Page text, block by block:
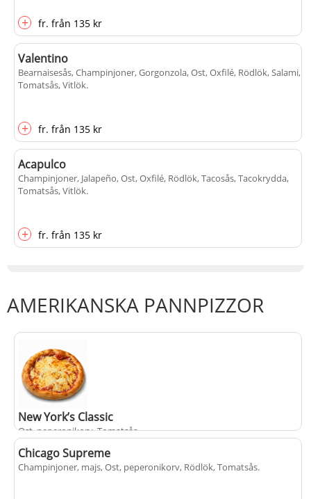
+ fr. från 135 kr
Valentino
Bearnaisesås, Champinjoner, Gorgonzola, Ost, Oxfilé, Rödlök, Salami,
Tomatsås, Vitlök.
+ fr. från 135 kr
Acapulco
Champinjoner, Jalapeño, Ost, Oxfilé, Rödlök, Tacosås, Tacokrydda,
Tomatsås, Vitlök.
+ fr. från 135 kr
AMERIKANSKA PANNPIZZOR
New York’s Classic
Ost, peperonikorv, Tomatsås.
Chicago Supreme
Champinjoner, majs, Ost, peperonikorv, Rödlök, Tomatsås.